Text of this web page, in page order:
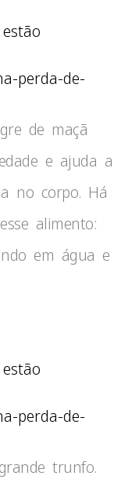
perda-de-
de maçã
e ajuda a
no corpo. Há
alimento:
em água e
perda-de-
trunfo.